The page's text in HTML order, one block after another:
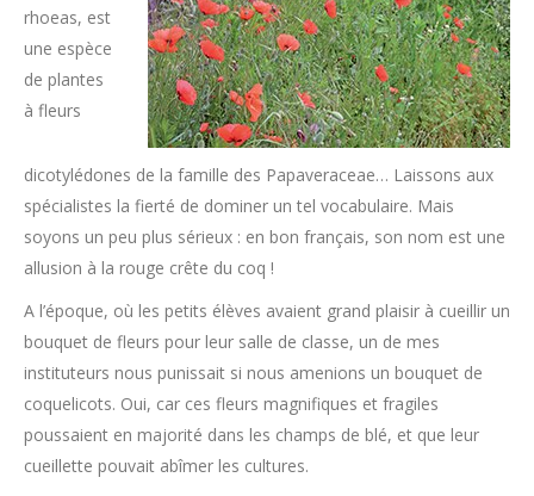
rhoeas, est
une espèce
de plantes
à fleurs
dicotylédones de la famille des Papaveraceae… Laissons aux
spécialistes la fierté de dominer un tel vocabulaire. Mais
soyons un peu plus sérieux : en bon français, son nom est une
allusion à la rouge crête du coq !
A l’époque, où les petits élèves avaient grand plaisir à cueillir un
bouquet de fleurs pour leur salle de classe, un de mes
instituteurs nous punissait si nous amenions un bouquet de
coquelicots. Oui, car ces fleurs magnifiques et fragiles
poussaient en majorité dans les champs de blé, et que leur
cueillette pouvait abîmer les cultures.